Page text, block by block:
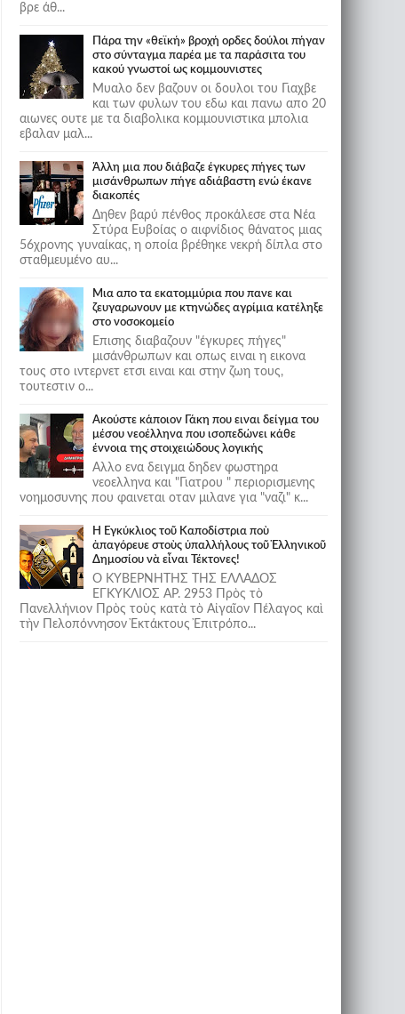
βρε άθ...
Πάρα την «θεϊκή» βροχή ορδες δούλοι πήγαν
στο σύνταγμα παρέα με τα παράσιτα του
κακού γνωστοί ως κομμουνιστες
Μυαλο δεν βαζουν οι δουλοι του Γιαχβε
και των φυλων του εδω και πανω απο 20
αιωνες ουτε με τα διαβολικα κομμουνιστικα μπολια
εβαλαν μαλ...
Άλλη μια που διάβαζε έγκυρες πήγες των
μισάνθρωπων πήγε αδιάβαστη ενώ έκανε
διακοπές
Δηθεν βαρύ πένθος προκάλεσε στα Νέα
Στύρα Ευβοίας ο αιφνίδιος θάνατος μιας
56χρονης γυναίκας, η οποία βρέθηκε νεκρή δίπλα στο
σταθμευμένο αυ...
Μια απο τα εκατομμύρια που πανε και
ζευγαρωνουν με κτηνώδες αγρίμια κατέληξε
στο νοσοκομείο
Επισης διαβαζουν "έγκυρες πήγες"
μισάνθρωπων και οπως ειναι η εικονα
τους στο ιντερνετ ετσι ειναι και στην ζωη τους,
τουτεστιν ο...
Ακούστε κάποιον Γάκη που ειναι δείγμα του
μέσου νεοέλληνα που ισοπεδώνει κάθε
έννοια της στοιχειώδους λογικής
Αλλο ενα δειγμα δηδεν φωστηρα
νεοελληνα και "Γιατρου " περιορισμενης
νοημοσυνης που φαινεται οταν μιλανε για "ναζι" κ...
Ἡ Ἐγκύκλιος τοῦ Καποδίστρια ποὺ
ἀπαγόρευε στοὺς ὑπαλλήλους τοῦ Ἑλληνικοῦ
Δημοσίου νὰ εἶναι Τέκτονες!
Ο ΚΥΒΕΡΝΗΤΗΣ ΤΗΣ ΕΛΛΑΔΟΣ
ΕΓΚΥΚΛΙΟΣ ΑΡ. 2953 Πρὸς τὸ
Πανελλήνιον Πρὸς τοὺς κατὰ τὸ Αἰγαῖον Πέλαγος καὶ
τὴν Πελοπόννησον Ἐκτάκτους Ἐπιτρόπο...